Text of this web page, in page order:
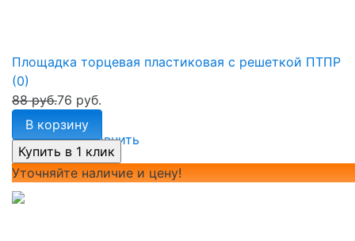
избранное сравнить
Площадка торцевая пластиковая с решеткой ПТПР
(0)
88 руб.76 руб.
В корзину
Уточняйте наличие и цену!